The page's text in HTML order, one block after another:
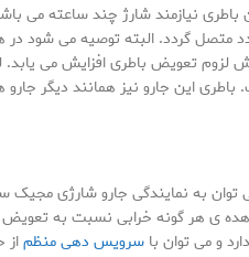
نیازمند شارژ چند ساعته می
گردد. البته توصیه می شود در
تعویض باطری افزایش می یابد.
این جارو نیز همانند دیگر
به نمایندگی جارو شارژی مجیک
ی هر گونه خرابی نسبت به تعویض
و می توان با سرویس دهی منظم